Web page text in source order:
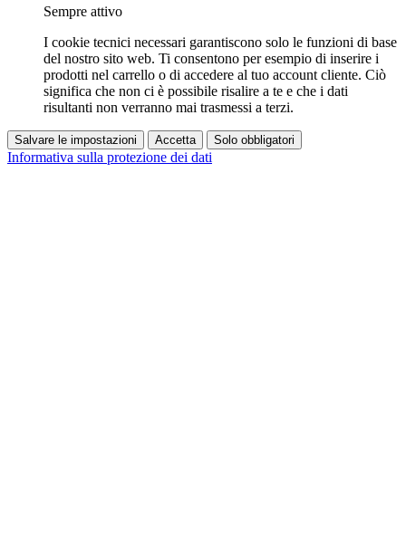
Sempre attivo
I cookie tecnici necessari garantiscono solo le funzioni di base
del nostro sito web. Ti consentono per esempio di inserire i
prodotti nel carrello o di accedere al tuo account cliente. Ciò
significa che non ci è possibile risalire a te e che i dati
risultanti non verranno mai trasmessi a terzi.
Salvare le impostazioni Accetta Solo obbligatori
Informativa sulla protezione dei dati